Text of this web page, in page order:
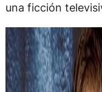
una ficción